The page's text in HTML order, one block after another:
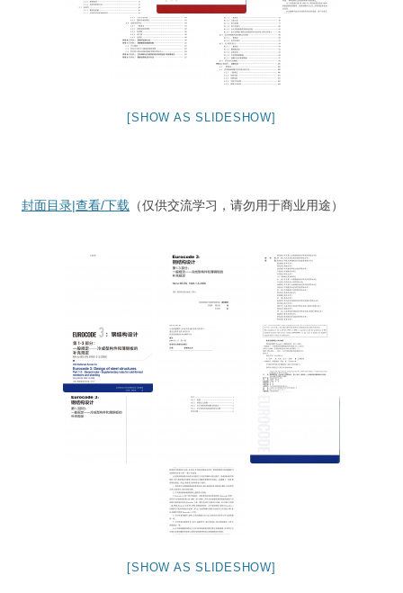
[SHOW AS SLIDESHOW]
封面目录|查看/下载 （仅供交流学习，请勿用于商业用途）
[SHOW AS SLIDESHOW]